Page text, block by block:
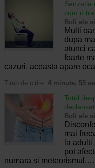
Senzatia
cum o
Boli ale
Multi
dupa
atunci
foarte
cazuri, aceasta apare
Timp de citire: 4 minute, 55
Totul
Boli ale
mai
la
pot
numara si meteorismul,…